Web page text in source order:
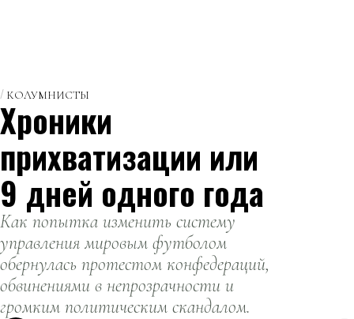
КОЛУМНИСТЫ
Хроники
прихватизации или
9 дней одного года
Как попытка изменить систему
управления мировым футболом
обернулась протестом конфедераций,
обвинениями в непрозрачности и
громким политическим скандалом.